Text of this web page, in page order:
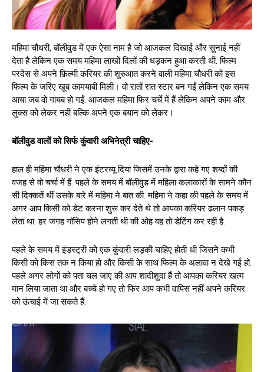
महिमा चौधरी, बॉलीवुड में एक ऐसा नाम है जो आजकल दिखाई और सुनाई नहीं
देता है लेकिन एक समय महिमा लाखों दिलों की धड़कन हुआ करती थीं. फिल्म
परदेस से अपने फ़िल्मी करियर की शुरुआत करने वाली महिमा चौधरी को इस
फिल्म के जरिए खूब कामयाबी मिली। वो रातों रात स्टार बन गईं लेकिन एक समय
आया जब वो गायब हो गईं. आजकल महिमा फिर चर्चे में हैं लेकिन अपने काम और
लुक्स को लेकर नहीं बल्कि अपने एक बयान को लेकर।
बॉलीवुड वालों को सिर्फ कुंवारी अभिनेत्री चाहिए-
हाल ही महिमा चौधरी ने एक इंटरव्यू दिया जिसमें उनके द्वारा कहे गए शब्दों की
वजह से वो चर्चा में हैं. पहले के समय में बॉलीवुड में महिला कलाकारों के सामने कौन
सी दिक्कतें थीं उसके बारे में महिमा ने बात की. महिमा ने कहा की पहले के समय में
अगर आप किसी को डेट करना शुरू कर देते थे तो आपका करियर ढलान पकड़
लेता था. हर जगह गॉसिप होने लगती थी की ओह वह तो डेटिंग कर रही है.
पहले के समय में इंडस्ट्री को एक कुंवारी लड़की चाहिए होती थी जिसने कभी
किसी को किस तक न किया हो और किसी के साथ फिल्म के अलावा न देखे गई हो.
पहले अगर लोगों को पता चल जाए की आप शादीशुदा हैं तो आपका करियर खत्म
मान लिया जाता था और बच्चे हो गए तो फिर आप कभी वापिस नहीं अपने करियर
को ऊंचाई में जा सकते हैं.